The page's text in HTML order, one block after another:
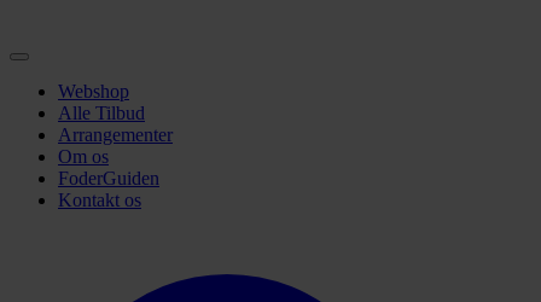
Webshop
Alle Tilbud
Arrangementer
Om os
FoderGuiden
Kontakt os